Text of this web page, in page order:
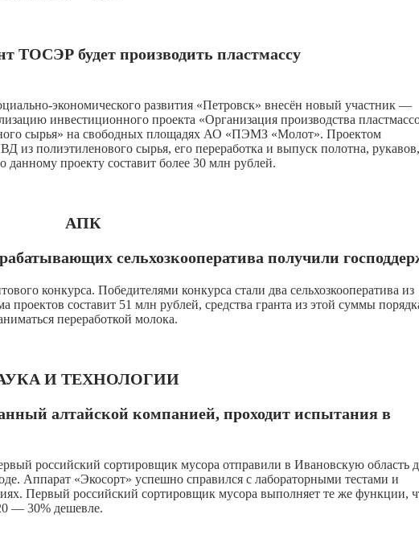
ТОСЭР будет производить пластмассу
экономического развития «Петровск» внесён новый участник —
инвестиционного проекта «Организация производства
сырья» на свободных площадях АО «ПЭМЗ «Молот». Проектом
из полиэтиленового сырья, его переработка и выпуск полотна, рукавов,
проекту составит более 30 млн рублей.
АПК
сельхозкооператива получили
конкурса. Победителями конкурса стали два сельхозкооператива из
составит 51 млн рублей, средства гранта из этой суммы
переработкой молока.
И ТЕХНОЛОГИИ
алтайской компанией, проходит испытания в
российский сортировщик мусора отправили в Ивановскую область
Аппарат «Экосорт» успешно справился с лабораторными тестами и
Первый российский сортировщик мусора выполняет те же функции,
— 30% дешевле.